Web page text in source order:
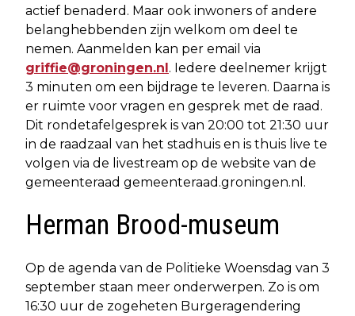
actief benaderd. Maar ook inwoners of andere
belanghebbenden zijn welkom om deel te
nemen. Aanmelden kan per email via
griffie@groningen.nl. Iedere deelnemer krijgt
3 minuten om een bijdrage te leveren. Daarna is
er ruimte voor vragen en gesprek met de raad.
Dit rondetafelgesprek is van 20:00 tot 21:30 uur
in de raadzaal van het stadhuis en is thuis live te
volgen via de livestream op de website van de
gemeenteraad gemeenteraad.groningen.nl.
Herman Brood-museum
Op de agenda van de Politieke Woensdag van 3
september staan meer onderwerpen. Zo is om
16:30 uur de zogeheten Burgeragendering